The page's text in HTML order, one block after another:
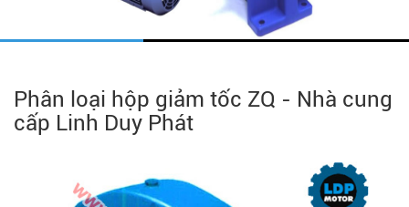
Phân loại hộp giảm tốc ZQ - Nhà cung
cấp Linh Duy Phát